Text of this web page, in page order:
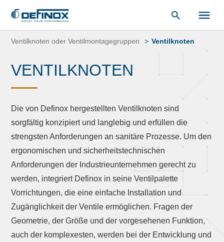
Zum
unsereDokumentenbibliothek
Ventilknoten oder Ventilmontagegruppen Ventilknoten
VENTILKNOTEN
Die von Definox hergestellten Ventilknoten sind
sorgfältig konzipiert und langlebig und erfüllen die
strengsten Anforderungen an sanitäre Prozesse. Um den
ergonomischen und sicherheitstechnischen
Anforderungen der Industrieunternehmen gerecht zu
werden, integriert Definox in seine Ventilpalette
Vorrichtungen, die eine einfache Installation und
Zugänglichkeit der Ventile ermöglichen. Fragen der
Geometrie, der Größe und der vorgesehenen Funktion,
auch der komplexesten, werden bei der Entwicklung und